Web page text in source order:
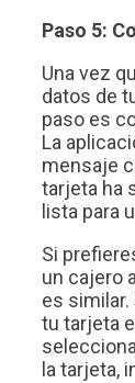
Paso 5:
Una vez
datos de
paso es
La
mensaje
tarjeta ha
lista para
Si
un cajero
es
tu tarjeta
la tarjeta,